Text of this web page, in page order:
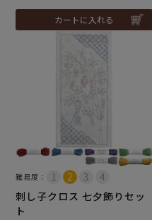
カートに入れる
難易度：
刺し子クロス 七夕飾りセッ
ト